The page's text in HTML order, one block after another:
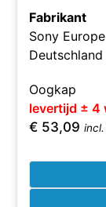
Fabrikant
Sony
Deutschland
Oogkap
levertijd ± 4
€ 53,09